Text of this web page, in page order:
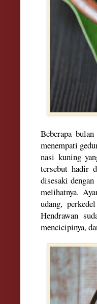
Beberapa bulan
menempati ged
nasi kuning
tersebut hadir
disesaki
melihatnya.
udang,
Hendrawan
mencicipinya,